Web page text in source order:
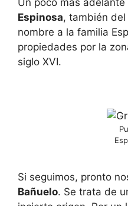
Un poco más
Espinosa, también del
nombre a la familia
propiedades por la
siglo XVI.
Si seguimos, pronto
Bañuelo. Se trata de